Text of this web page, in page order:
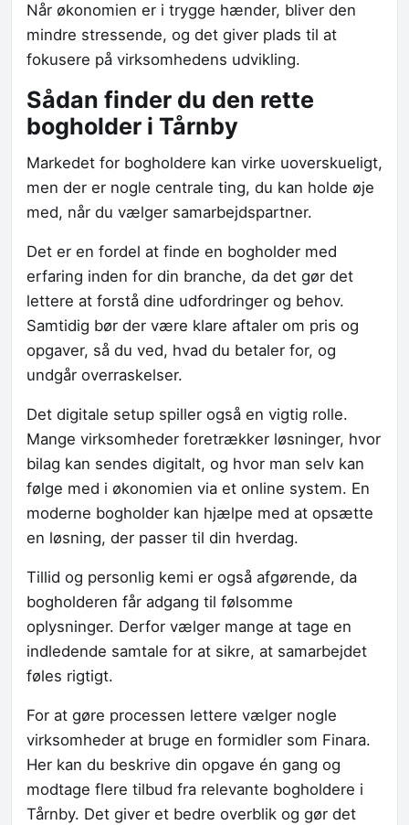
Når økonomien er i trygge hænder, bliver den
mindre stressende, og det giver plads til at
fokusere på virksomhedens udvikling.
Sådan finder du den rette
bogholder i Tårnby
Markedet for bogholdere kan virke uoverskueligt,
men der er nogle centrale ting, du kan holde øje
med, når du vælger samarbejdspartner.
Det er en fordel at finde en bogholder med
erfaring inden for din branche, da det gør det
lettere at forstå dine udfordringer og behov.
Samtidig bør der være klare aftaler om pris og
opgaver, så du ved, hvad du betaler for, og
undgår overraskelser.
Det digitale setup spiller også en vigtig rolle.
Mange virksomheder foretrækker løsninger, hvor
bilag kan sendes digitalt, og hvor man selv kan
følge med i økonomien via et online system. En
moderne bogholder kan hjælpe med at opsætte
en løsning, der passer til din hverdag.
Tillid og personlig kemi er også afgørende, da
bogholderen får adgang til følsomme
oplysninger. Derfor vælger mange at tage en
indledende samtale for at sikre, at samarbejdet
føles rigtigt.
For at gøre processen lettere vælger nogle
virksomheder at bruge en formidler som Finara.
Her kan du beskrive din opgave én gang og
modtage flere tilbud fra relevante bogholdere i
Tårnby. Det giver et bedre overblik og gør det